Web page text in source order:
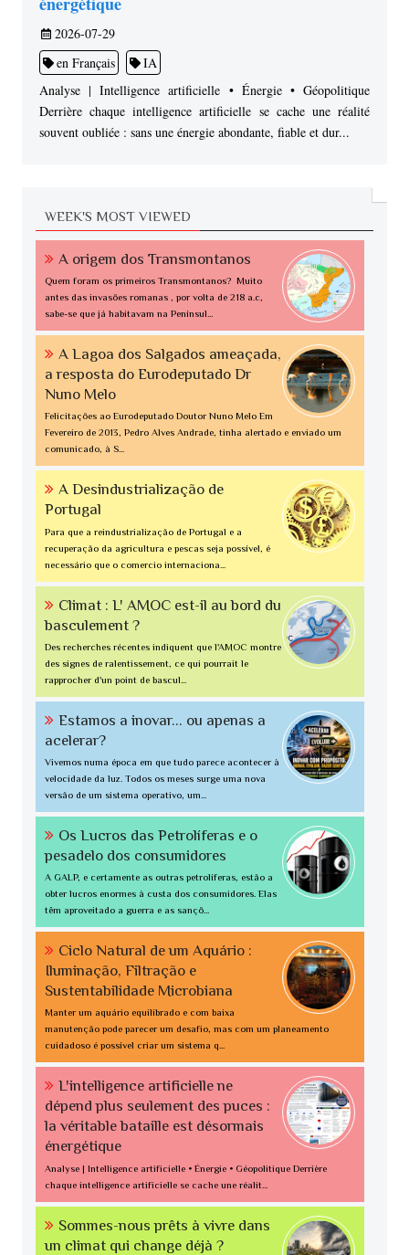
2026-07-29
en Français
IA
Analyse | Intelligence artificielle • Énergie • Géopolitique
Derrière chaque intelligence artificielle se cache une réalité
souvent oubliée : sans une énergie abondante, fiable et dur...
WEEK'S MOST VIEWED
A origem dos Transmontanos
Quem foram os primeiros Transmontanos? Muito
antes das invasões romanas , por volta de 218 a.c,
sabe-se que já habitavam na Penínsul...
A Lagoa dos Salgados ameaçada,
a resposta do Eurodeputado Dr
Nuno Melo
Felicitações ao Eurodeputado Doutor Nuno Melo Em
Fevereiro de 2013, Pedro Alves Andrade, tinha alertado e enviado um
comunicado, à S...
A Desindustrialização de
Portugal
Para que a reindustrialização de Portugal e a
recuperação da agricultura e pescas seja possível, é
necessário que o comercio internaciona...
Climat : L' AMOC est-il au bord du
basculement ?
Des recherches récentes indiquent que l'AMOC montre
des signes de ralentissement, ce qui pourrait le
rapprocher d'un point de bascul...
Estamos a inovar... ou apenas a
acelerar?
Vivemos numa época em que tudo parece acontecer à
velocidade da luz. Todos os meses surge uma nova
versão de um sistema operativo, um...
Os Lucros das Petrolíferas e o
pesadelo dos consumidores
A GALP, e certamente as outras petrolíferas, estão a
obter lucros enormes à custa dos consumidores. Elas
têm aproveitado a guerra e as sançõ...
Ciclo Natural de um Aquário :
Iluminação, Filtração e
Sustentabilidade Microbiana
Manter um aquário equilibrado e com baixa
manutenção pode parecer um desafio, mas com um planeamento
cuidadoso é possível criar um sistema q...
L'intelligence artificielle ne
dépend plus seulement des puces :
la véritable bataille est désormais
énergétique
Analyse | Intelligence artificielle • Énergie • Géopolitique Derrière
chaque intelligence artificielle se cache une réalit...
Sommes-nous prêts à vivre dans
un climat qui change déjà ?